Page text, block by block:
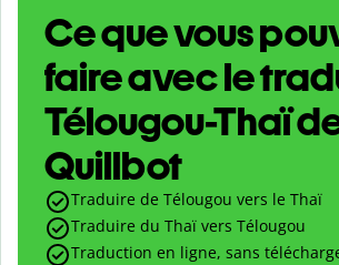
Ce que vous
faire avec le
Télougou-Thaï
Quillbot
Traduire de Télougou vers le Thaï
Traduire du Thaï vers Télougou
Traduction en ligne, sans